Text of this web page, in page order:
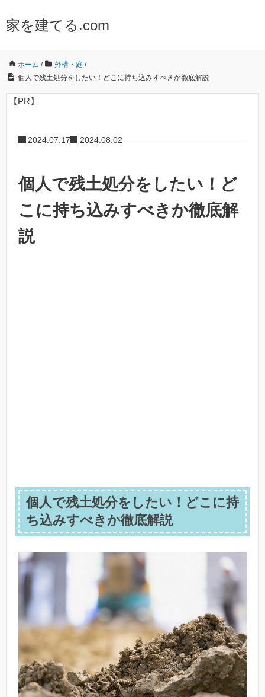
家を建てる.com
ホーム / 外構・庭 /
個人で残土処分をしたい！どこに持ち込みすべきか徹底解説
【PR】
2024.07.17 2024.08.02
個人で残土処分をしたい！ど
こに持ち込みすべきか徹底解
説
個人で残土処分をしたい！どこに持
ち込みすべきか徹底解説